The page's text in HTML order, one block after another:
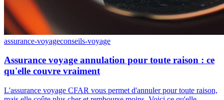
assurance-voyageconseils-voyage
Assurance voyage annulation pour toute raison : ce
qu'elle couvre vraiment
L'assurance voyage CFAR vous permet d'annuler pour toute raison,